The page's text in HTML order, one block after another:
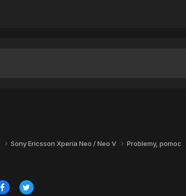
Sony Ericsson Xperia Neo / Neo V
Problemy, pomoc